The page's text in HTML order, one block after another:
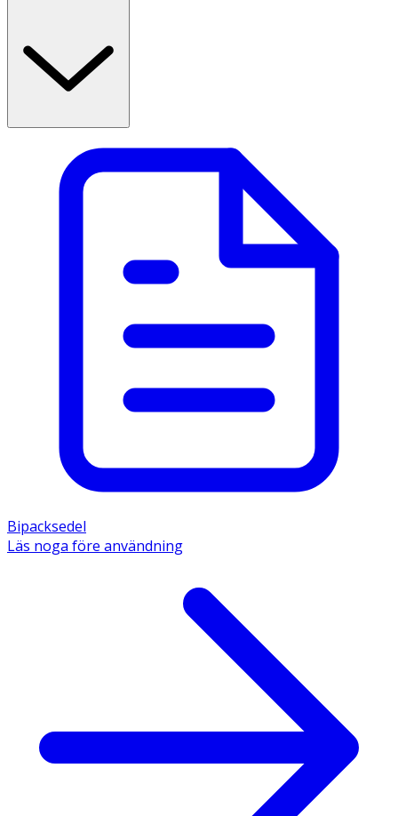
Bipacksedel
Läs noga före användning